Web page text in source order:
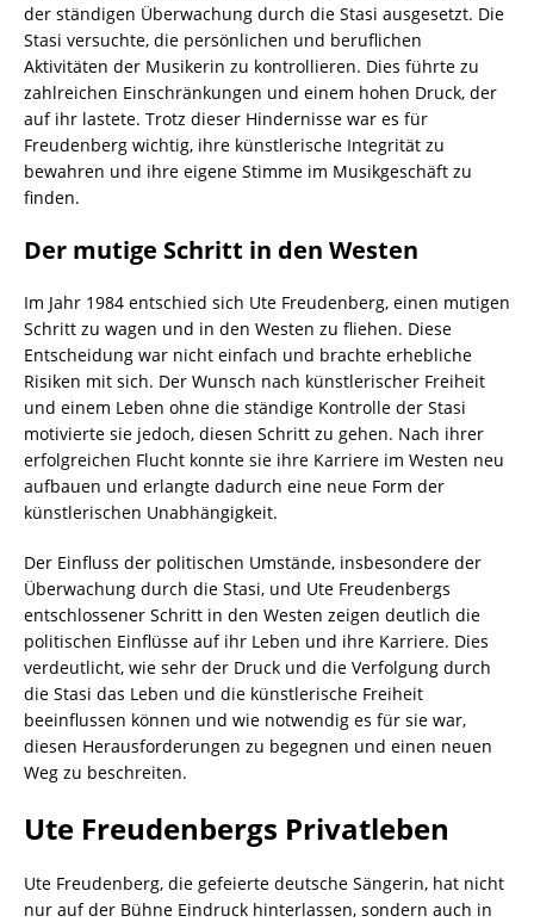
der ständigen Überwachung durch die Stasi ausgesetzt. Die
Stasi versuchte, die persönlichen und beruflichen
Aktivitäten der Musikerin zu kontrollieren. Dies führte zu
zahlreichen Einschränkungen und einem hohen Druck, der
auf ihr lastete. Trotz dieser Hindernisse war es für
Freudenberg wichtig, ihre künstlerische Integrität zu
bewahren und ihre eigene Stimme im Musikgeschäft zu
finden.
Der mutige Schritt in den Westen
Im Jahr 1984 entschied sich Ute Freudenberg, einen mutigen
Schritt zu wagen und in den Westen zu fliehen. Diese
Entscheidung war nicht einfach und brachte erhebliche
Risiken mit sich. Der Wunsch nach künstlerischer Freiheit
und einem Leben ohne die ständige Kontrolle der Stasi
motivierte sie jedoch, diesen Schritt zu gehen. Nach ihrer
erfolgreichen Flucht konnte sie ihre Karriere im Westen neu
aufbauen und erlangte dadurch eine neue Form der
künstlerischen Unabhängigkeit.
Der Einfluss der politischen Umstände, insbesondere der
Überwachung durch die Stasi, und Ute Freudenbergs
entschlossener Schritt in den Westen zeigen deutlich die
politischen Einflüsse auf ihr Leben und ihre Karriere. Dies
verdeutlicht, wie sehr der Druck und die Verfolgung durch
die Stasi das Leben und die künstlerische Freiheit
beeinflussen können und wie notwendig es für sie war,
diesen Herausforderungen zu begegnen und einen neuen
Weg zu beschreiten.
Ute Freudenbergs Privatleben
Ute Freudenberg, die gefeierte deutsche Sängerin, hat nicht
nur auf der Bühne Eindruck hinterlassen, sondern auch in